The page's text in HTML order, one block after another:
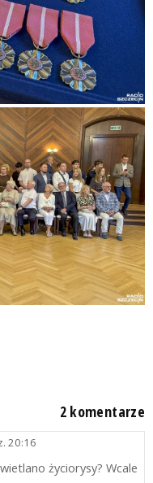
2 komentarze
20:16
życiorysy? Wcale